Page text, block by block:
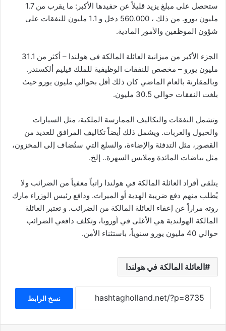
ستحصل على مبلغ يزيد قليلاً عن حفيدها الأكبر: ما يقرب من 1.7
مليون يورو. من ذلك ، 560.000 دخل و 1.1 مليون للنفقات على
شؤون الموظفين والأمور المادية.
الجزء الأكبر من ميزانية العائلة المالكة في هولندا – أكثر من 31.1
مليون يورو – مخصص للنفقات الوظيفية للملك فيليم ألكسندر.
وبالمقارنة بالعام الماضي كان ذلك أقل بحوالي مليون يورو حيث
بلغت النفقات حوالي 30.5 مليون.
وتشمل النفقات والتكاليف الممارسة الملكية، مثل السيارات
والخيول والعربات. ويشمل ذلك أيضاً تكاليف المرافق للعديد من
القصور، مثل التدفئة والإضاءة، والسلع التي ستُضاف إلى المخزون،
مثل بياضات المائدة وملابس السهرة.. إلخ.
يتلقى أفراد العائلة المالكة في هولندا راتباً معفياً من الضرائب ولا
يُطلب منهم دفع ضريبة الهدية أو الميراث. ودافع رئيس الوزراء مارك
روته مراراً عن إعفاء العائلة المالكة من الضرائب. و تعتبر العائلة
المالكة الهولندية هي الأغلى في أوروبا، وتكلف دافعي الضرائب
حوالي 40 مليون يورو سنوياً، باستثناء الأمن.
العائلة المالكة في هولندا
نسخ الرابط